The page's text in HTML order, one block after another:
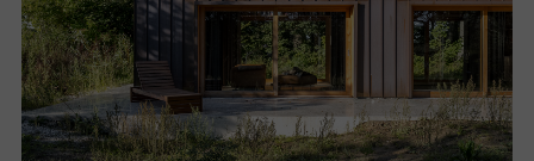
prostředí. Kamenná podlaha tvoří pomyslný koberec
mezi interiérem a exteriérem. Ve své barvě a struktuře
simuluje povrch lesa běžící skrz dům. V interiéru
převládají masivní dřevěná prkna použitá v kuchyni,
na stropech, schodištích, oknech i na stěnách. Zbytky